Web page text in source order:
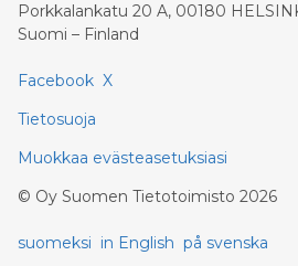
Porkkalankatu 20 A, 00180
Suomi – Finland
Facebook X
Tietosuoja
Muokkaa evästeasetuksiasi
© Oy Suomen Tietotoimisto 2026
suomeksi in English på svenska